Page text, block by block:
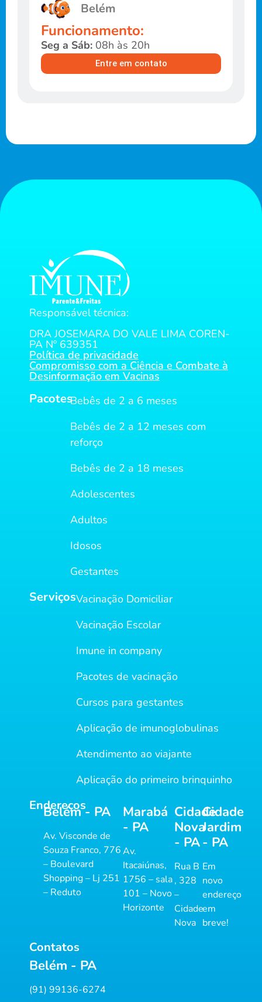
Belém
Funcionamento:
Seg a Sáb: 08h às 20h
Entre em contato
Responsável técnica:
DRA JOSEMARA DO VALE LIMA COREN-
PA Nº 639351
Política de privacidade
Compromisso com a Ciência e Combate à
Desinformação em Vacinas
PacotesBebês de 2 a 6 meses
Bebês de 2 a 12 meses com
reforço
Bebês de 2 a 18 meses
Adolescentes
Adultos
Idosos
Gestantes
ServiçosVacinação Domiciliar
Vacinação Escolar
Imune in company
Pacotes de vacinação
Cursos para gestantes
Aplicação de imunoglobulinas
Atendimento ao viajante
Aplicação do primeiro brinquinho
Endereços
Belém - PA
Av. Visconde de
Souza Franco, 776
– Boulevard
Shopping – Lj 251
– Reduto
Marabá
- PA
Av.
Itacaiúnas,
1756 – sala
101 – Novo
Horizonte
Cidade
Nova
- PA
Rua B
, 328
–
Cidade
Nova
Cidade
Jardim
- PA
Em
novo
endereço
em
breve!
Contatos
Belém - PA
(91) 99136-6274